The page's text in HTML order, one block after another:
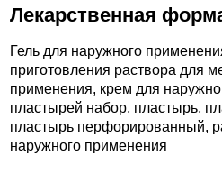
Лекарственная
Гель для наружного
приготовления раствора для
применения, крем для
пластырей набор, пластырь,
пластырь перфорированный,
наружного применения